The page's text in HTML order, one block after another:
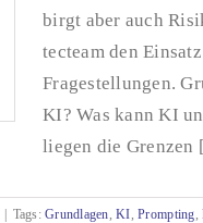
birgt aber auch
tecteam den
Fragestellungen.
KI? Was kann KI
liegen die Grenzen
Tags:Grundlagen,KI,Prompting,